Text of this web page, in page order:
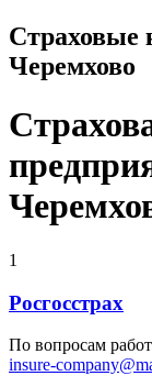
Страховые
Черемхово
1
Росгосстрах
По вопросам
insure-